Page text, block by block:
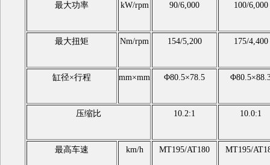
最大功率 kW/rpm 90/6,000 100/6,000
最大扭矩 Nm/rpm 154/5,200 175/4,400
缸径×行程 mm×mm Φ80.5×78.5
压缩比 10.2:1 10.0:1
最高车速 km/h MT195/AT180 MT195/